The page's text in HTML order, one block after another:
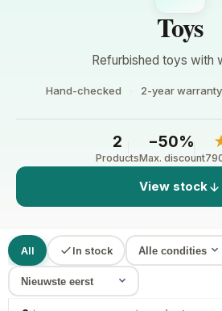
Toys
Refurbished toys with
Hand-checked 2-year warranty
2
Products
−50%
Max. discount
View stock
All In stock